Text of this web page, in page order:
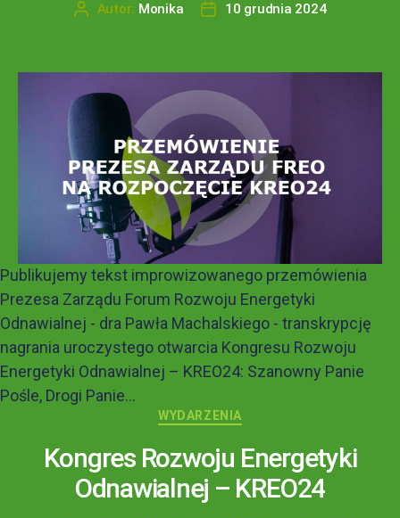
Autor: Monika 10 grudnia 2024
Publikujemy tekst improwizowanego przemówienia
Prezesa Zarządu Forum Rozwoju Energetyki
Odnawialnej - dra Pawła Machalskiego - transkrypcję
nagrania uroczystego otwarcia Kongresu Rozwoju
Energetyki Odnawialnej – KREO24: Szanowny Panie
Pośle, Drogi Panie...
WYDARZENIA
Kongres Rozwoju Energetyki
Odnawialnej – KREO24